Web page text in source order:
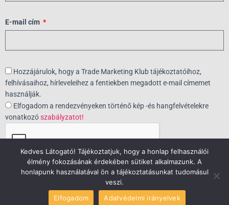
E-mail cím
Hozzájárulok, hogy a Trade Marketing Klub tájékoztatóihoz,
felhívásaihoz, hírleveleihez a fentiekben megadott e-mail címemet
használják.
Elfogadom a rendezvényeken történő kép -és hangfelvételekre
vonatkozószabályzatot!
RÉSZT VESZEK!
Kedves Látogató! Tájékoztatjuk, hogy a honlap felhasználói
élmény fokozásának érdekében sütiket alkalmazunk. A
honlapunk használatával ön a tájékoztatásunkat tudomásul
veszi.
Elfogadom
Adatvédelmi irányelvek